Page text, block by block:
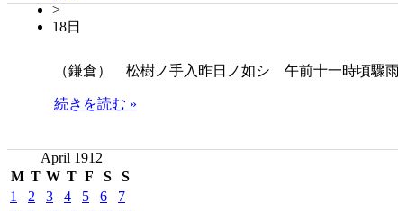
>
18日
（鎌倉） 松樹ノ手入昨日ノ如シ 午前十一時頃驟
続きを読む »
April 1912
M T W T F S S
1 2 3 4 5 6
7